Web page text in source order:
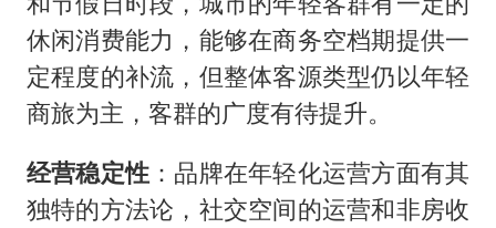
休闲消费能力，能够在商务空档期提供一
定程度的补流，但整体客源类型仍以年轻
商旅为主，客群的广度有待提升。
经营稳定性 ：品牌在年轻化运营方面有其
独特的方法论，社交空间的运营和非房收